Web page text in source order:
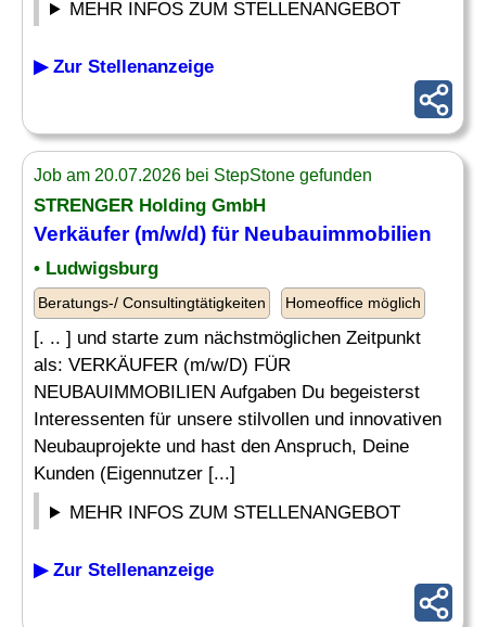
MEHR INFOS ZUM STELLENANGEBOT
▶ Zur Stellenanzeige
Job am 20.07.2026 bei StepStone gefunden
STRENGER Holding GmbH
Verkäufer (m/w/d) für Neubauimmobilien
• Ludwigsburg
Beratungs-/ Consultingtätigkeiten Homeoffice möglich
[. .. ] und starte zum nächstmöglichen Zeitpunkt
als: VERKÄUFER (m/w/D) FÜR
NEUBAUIMMOBILIEN Aufgaben Du begeisterst
Interessenten für unsere stilvollen und innovativen
Neubauprojekte und hast den Anspruch, Deine
Kunden (Eigennutzer [...]
MEHR INFOS ZUM STELLENANGEBOT
▶ Zur Stellenanzeige